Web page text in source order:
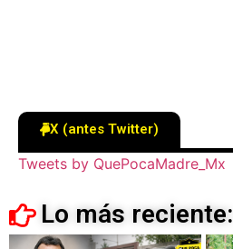
X (antes Twitter)
Tweets by QuePocaMadre_Mx
Lo más reciente: